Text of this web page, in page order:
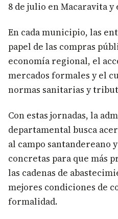
8 de julio en Macaravita y
En cada municipio, las
papel de las compras
economía regional, el
mercados formales y el
normas sanitarias y
Con estas jornadas, la
departamental busca
al campo
concretas para que más
las cadenas de
mejores condiciones de
formalidad.